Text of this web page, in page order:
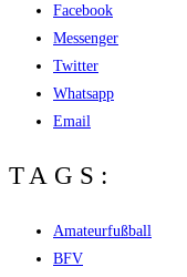
Facebook
Messenger
Twitter
Whatsapp
Email
TAGS:
Amateurfußball
BFV